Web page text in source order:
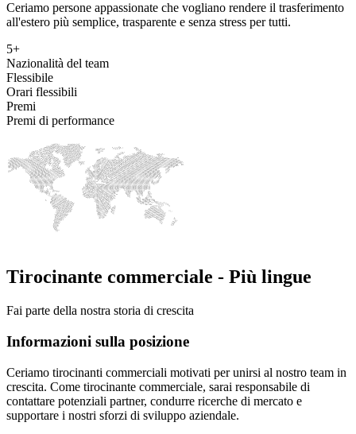
Ceriamo persone appassionate che vogliano rendere il trasferimento
all'estero più semplice, trasparente e senza stress per tutti.
5+
Nazionalità del team
Flessibile
Orari flessibili
Premi
Premi di performance
Tirocinante commerciale - Più lingue
Fai parte della nostra storia di crescita
Informazioni sulla posizione
Ceriamo tirocinanti commerciali motivati per unirsi al nostro team in
crescita. Come tirocinante commerciale, sarai responsabile di
contattare potenziali partner, condurre ricerche di mercato e
supportare i nostri sforzi di sviluppo aziendale.